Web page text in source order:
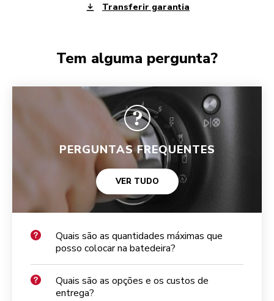
Transferir garantia
Tem alguma pergunta?
PERGUNTAS FREQUENTES
VER TUDO
Quais são as quantidades máximas que
posso colocar na batedeira?
Quais são as opções e os custos de
entrega?